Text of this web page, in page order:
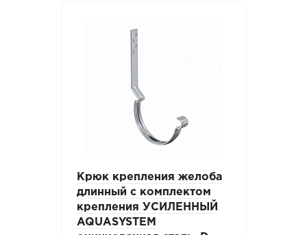
Крюк крепления желоба
длинный с комплектом
крепления УСИЛЕННЫЙ
AQUASYSTEM